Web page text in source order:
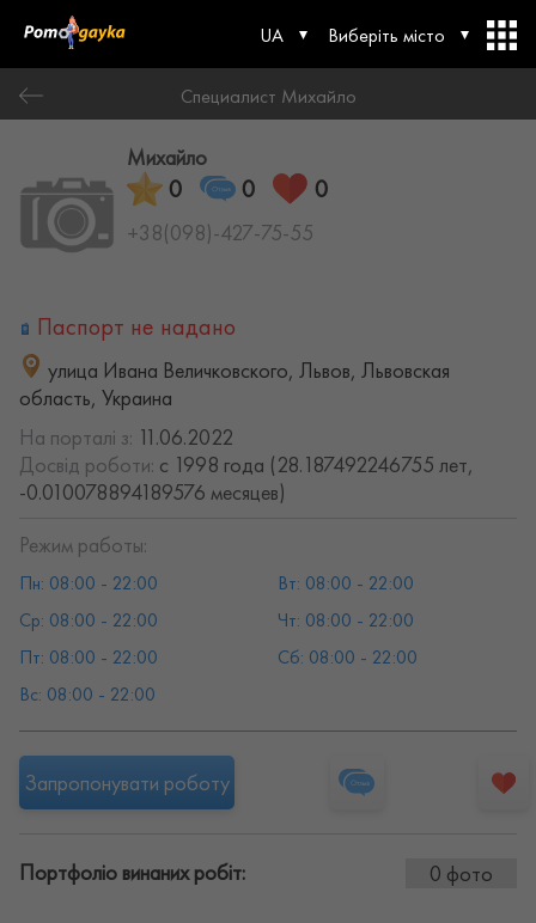
UA Виберіть місто
Специалист Михайло
Михайло
0 0 0
+38(098)-427-75-55
Паспорт не надано
улица Ивана Величковского, Львов, Львовская
область, Украина
На порталі з: 11.06.2022
Досвід роботи: с 1998 года (28.187492246755 лет,
-0.010078894189576 месяцев)
Режим работы:
Пн: 08:00 - 22:00
Вт: 08:00 - 22:00
Ср: 08:00 - 22:00
Чт: 08:00 - 22:00
Пт: 08:00 - 22:00
Сб: 08:00 - 22:00
Вс: 08:00 - 22:00
Запропонувати роботу
Портфоліо винаних робіт: 0 фото